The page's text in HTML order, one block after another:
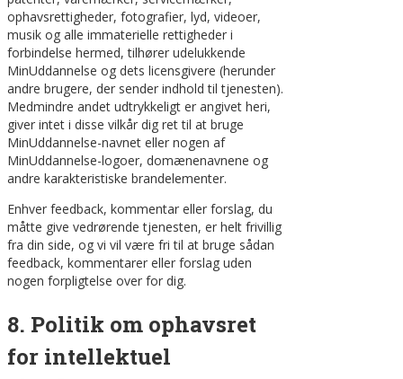
ophavsrettigheder, fotografier, lyd, videoer,
musik og alle immaterielle rettigheder i
forbindelse hermed, tilhører udelukkende
MinUddannelse og dets licensgivere (herunder
andre brugere, der sender indhold til tjenesten).
Medmindre andet udtrykkeligt er angivet heri,
giver intet i disse vilkår dig ret til at bruge
MinUddannelse-navnet eller nogen af
MinUddannelse-logoer, domænenavnene og
andre karakteristiske brandelementer.
Enhver feedback, kommentar eller forslag, du
måtte give vedrørende tjenesten, er helt frivillig
fra din side, og vi vil være fri til at bruge sådan
feedback, kommentarer eller forslag uden
nogen forpligtelse over for dig.
8. Politik om ophavsret
for intellektuel